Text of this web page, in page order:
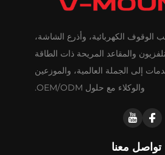
الوقوف الكهربائية، وأذرع الشاشة،
والمقاعد المريحة ذات الطاقة
إلى الجملة العالمية، والموزعين
والوكلاء مع حلول OEM/ODM.
تواصل معنا